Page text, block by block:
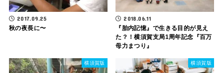
2017.09.25
秋の夜長に〜
2018.06.11
『胎内記憶』で生きる目的が見え
た？！横須賀支局1周年記念『百万
母力まつり』
横須賀版 横須賀版